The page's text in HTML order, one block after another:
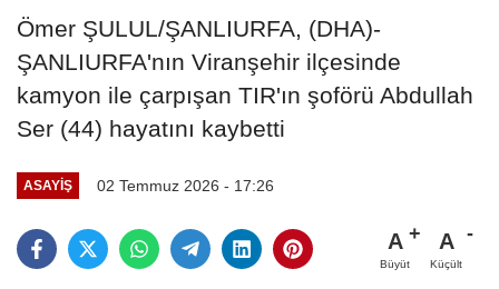
Ömer ŞULUL/ŞANLIURFA, (DHA)-
ŞANLIURFA'nın Viranşehir ilçesinde
kamyon ile çarpışan TIR'ın şoförü Abdullah
Ser (44) hayatını kaybetti
ASAYIŞ 02 Temmuz 2026 - 17:26
A
Büyüt
A
Küçült